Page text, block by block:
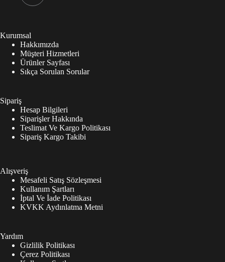
Kurumsal
Hakkımızda
Müşteri Hizmetleri
Ürünler Sayfası
Sıkça Sorulan Sorular
Sipariş
Hesap Bilgileri
Siparişler Hakkında
Teslimat Ve Kargo Politikası
Sipariş Kargo Takibi
Alışveriş
Mesafeli Satış Sözleşmesi
Kullanım Şartları
İptal Ve İade Politikası
KVKK Aydınlatma Metni
Yardım
Gizlilik Politikası
Çerez Politikası